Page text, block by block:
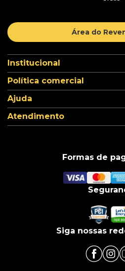
Área do
Institucional
Política comercial
Ajuda
Atendimento
Formas de
Siga nossas